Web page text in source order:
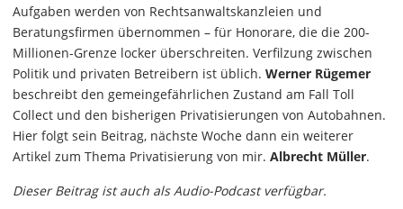
Aufgaben werden von Rechtsanwaltskanzleien und
Beratungsfirmen übernommen – für Honorare, die die 200-
Millionen-Grenze locker überschreiten. Verfilzung zwischen
Politik und privaten Betreibern ist üblich. Werner Rügemer
beschreibt den gemeingefährlichen Zustand am Fall Toll
Collect und den bisherigen Privatisierungen von Autobahnen.
Hier folgt sein Beitrag, nächste Woche dann ein weiterer
Artikel zum Thema Privatisierung von mir. Albrecht Müller.
Dieser Beitrag ist auch als Audio-Podcast verfügbar.